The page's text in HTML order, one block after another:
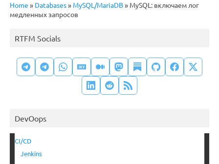
Home » Databases» MySQL/MariaDB» MySQL: включаем лог
медленных запросов
RTFM Socials
DevOops
CI/CD
Jenkins